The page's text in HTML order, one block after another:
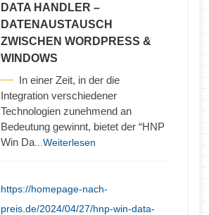
DATA HANDLER –
DATENAUSTAUSCH
ZWISCHEN WORDPRESS &
WINDOWS
In einer Zeit, in der die
Integration verschiedener
Technologien zunehmend an
Bedeutung gewinnt, bietet der “HNP
Win Da ...Weiterlesen
https://homepage-nach-
preis.de/2024/04/27/hnp-win-data-